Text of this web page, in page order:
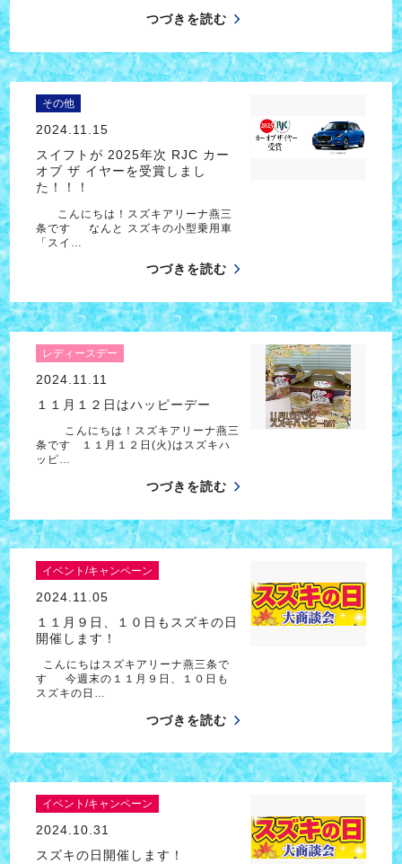
つづきを読む
その他
2024.11.15
スイフトが 2025年次 RJC カー
オブ ザ イヤーを受賞しまし
た！！！
こんにちは！スズキアリーナ燕三
条です なんと スズキの小型乗用車
「スイ…
つづきを読む
レディースデー
2024.11.11
１１月１２日はハッピーデー
こんにちは！スズキアリーナ燕三
条です １１月１２日(火)はスズキハ
ッピ…
つづきを読む
イベント/キャンペーン
2024.11.05
１１月９日、１０日もスズキの日
開催します！
こんにちはスズキアリーナ燕三条で
す 今週末の１１月９日、１０日も
スズキの日…
つづきを読む
イベント/キャンペーン
2024.10.31
スズキの日開催します！